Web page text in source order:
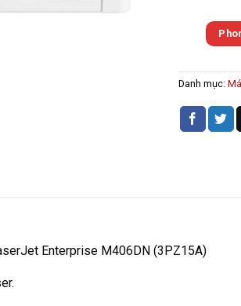
Danh mục:
Enterprise M406DN (3PZ15A)